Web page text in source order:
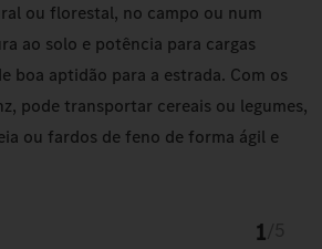
ou florestal, no campo ou num
ao solo e potência para cargas
boa aptidão para a estrada. Com os
pode transportar cereais ou legumes,
ou fardos de feno de forma ágil e
1